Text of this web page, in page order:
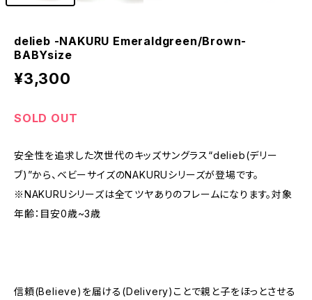
delieb -NAKURU Emeraldgreen/Brown-
BABYsize
¥3,300
SOLD OUT
安全性を追求した次世代のキッズサングラス“delieb(デリー
ブ)”から、ベビーサイズのNAKURUシリーズが登場です。
※NAKURUシリーズは全てツヤありのフレームになります。対象
年齢：目安0歳~3歳
信頼(Believe)を届ける(Delivery)ことで親と子をほっとさせる